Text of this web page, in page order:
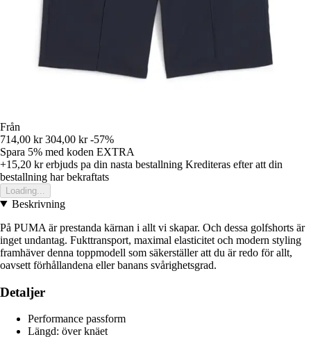
Från
714,00 kr 304,00 kr -57%
Spara 5% med koden EXTRA
+15,20 krerbjuds pa din nasta bestallning Krediteras efter att din
bestallning har bekraftats
Loading...
Beskrivning
På PUMA är prestanda kärnan i allt vi skapar. Och dessa golfshorts är
inget undantag. Fukttransport, maximal elasticitet och modern styling
framhäver denna toppmodell som säkerställer att du är redo för allt,
oavsett förhållandena eller banans svårighetsgrad.
Detaljer
Performance passform
Längd: över knäet